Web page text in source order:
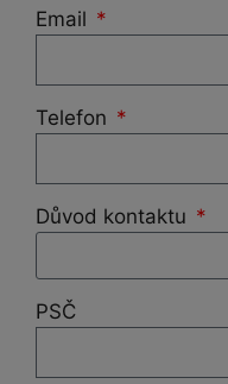
Email
Telefon
Důvod kontaktu
PSČ